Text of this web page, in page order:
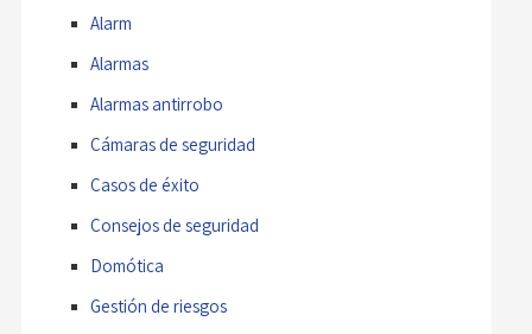
Alarm
Alarmas
Alarmas antirrobo
Cámaras de seguridad
Casos de éxito
Consejos de seguridad
Domótica
Gestión de riesgos